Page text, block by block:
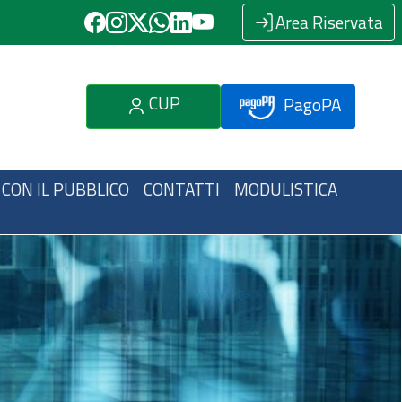
Area Riservata
CUP PagoPA
IL PUBBLICO CONTATTI MODULISTICA